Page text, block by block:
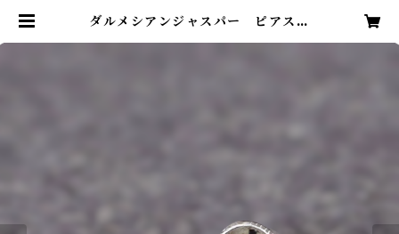
ダルメシアンジャスパー ピアス